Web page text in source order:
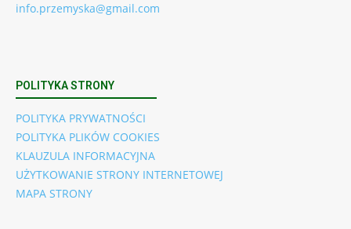
info.przemyska@gmail.com
POLITYKA STRONY
POLITYKA PRYWATNOŚCI
POLITYKA PLIKÓW COOKIES
KLAUZULA INFORMACYJNA
UŻYTKOWANIE STRONY INTERNETOWEJ
MAPA STRONY